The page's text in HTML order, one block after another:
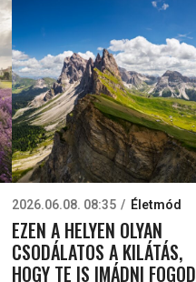
2026.06.08. 08:35 Életmód
EZEN A HELYEN OLYAN
CSODÁLATOS A KILÁTÁS,
HOGY TE IS IMÁDNI FOGOD